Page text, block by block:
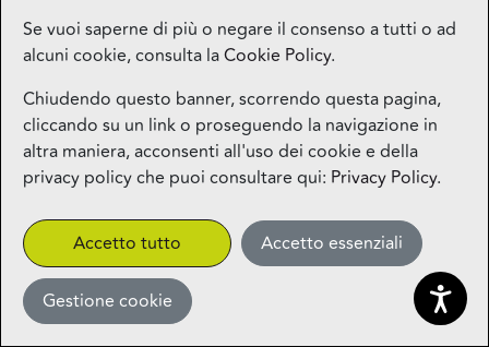
Mila Beauty Lounge
Piano terra
Milos – Greek Food – Coming
Soon
1° piano
CLICK&COLLECT
Miniso
Se vuoi saperne di più o negare il consenso a tutti o ad
alcuni cookie, consulta laCookie Policy.
Chiudendo questo banner, scorrendo questa pagina,
cliccando su un link o proseguendo la navigazione in
altra maniera, acconsenti all'uso dei cookie e della
privacy policy che puoi consultare qui: Privacy Policy.
Accetto tutto Accetto essenziali
Gestione cookie